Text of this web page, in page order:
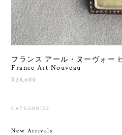
フランス アール・ヌーヴォー
France Art Nouveau
¥28,600
CATEGORIES
New Arrivals